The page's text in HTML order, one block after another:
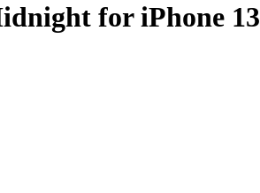
for iPhone 13